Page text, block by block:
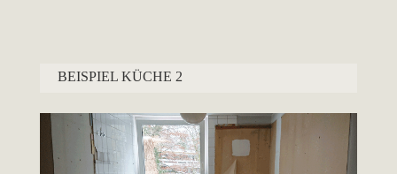
BEISPIEL KÜCHE 2